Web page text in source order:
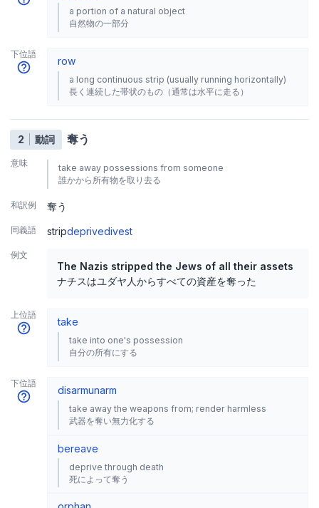
a portion of a natural object
自然物の一部分
下位語
row
a long continuous strip (usually running horizontally)
長く連続した帯状のもの（通常は水平に走る）
2 動詞 奪う
意味
take away possessions from someone
誰かから所有物を取り去る
和訳例 奪う
同義語 stripdeprivedivest
例文
The Nazis stripped the Jews of all their assets
ナチスはユダヤ人からすべての資産を奪った
上位語
take
take into one's possession
自分の所有にする
下位語
disarmunarm
take away the weapons from; render harmless
武器を奪い無力化する
bereave
deprive through death
死によって奪う